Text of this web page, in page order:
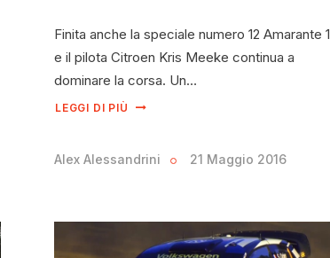
Finita anche la speciale numero 12 Amarante 1
e il pilota Citroen Kris Meeke continua a
dominare la corsa. Un…
LEGGI DI PIÙ
Alex Alessandrini 21 Maggio 2016